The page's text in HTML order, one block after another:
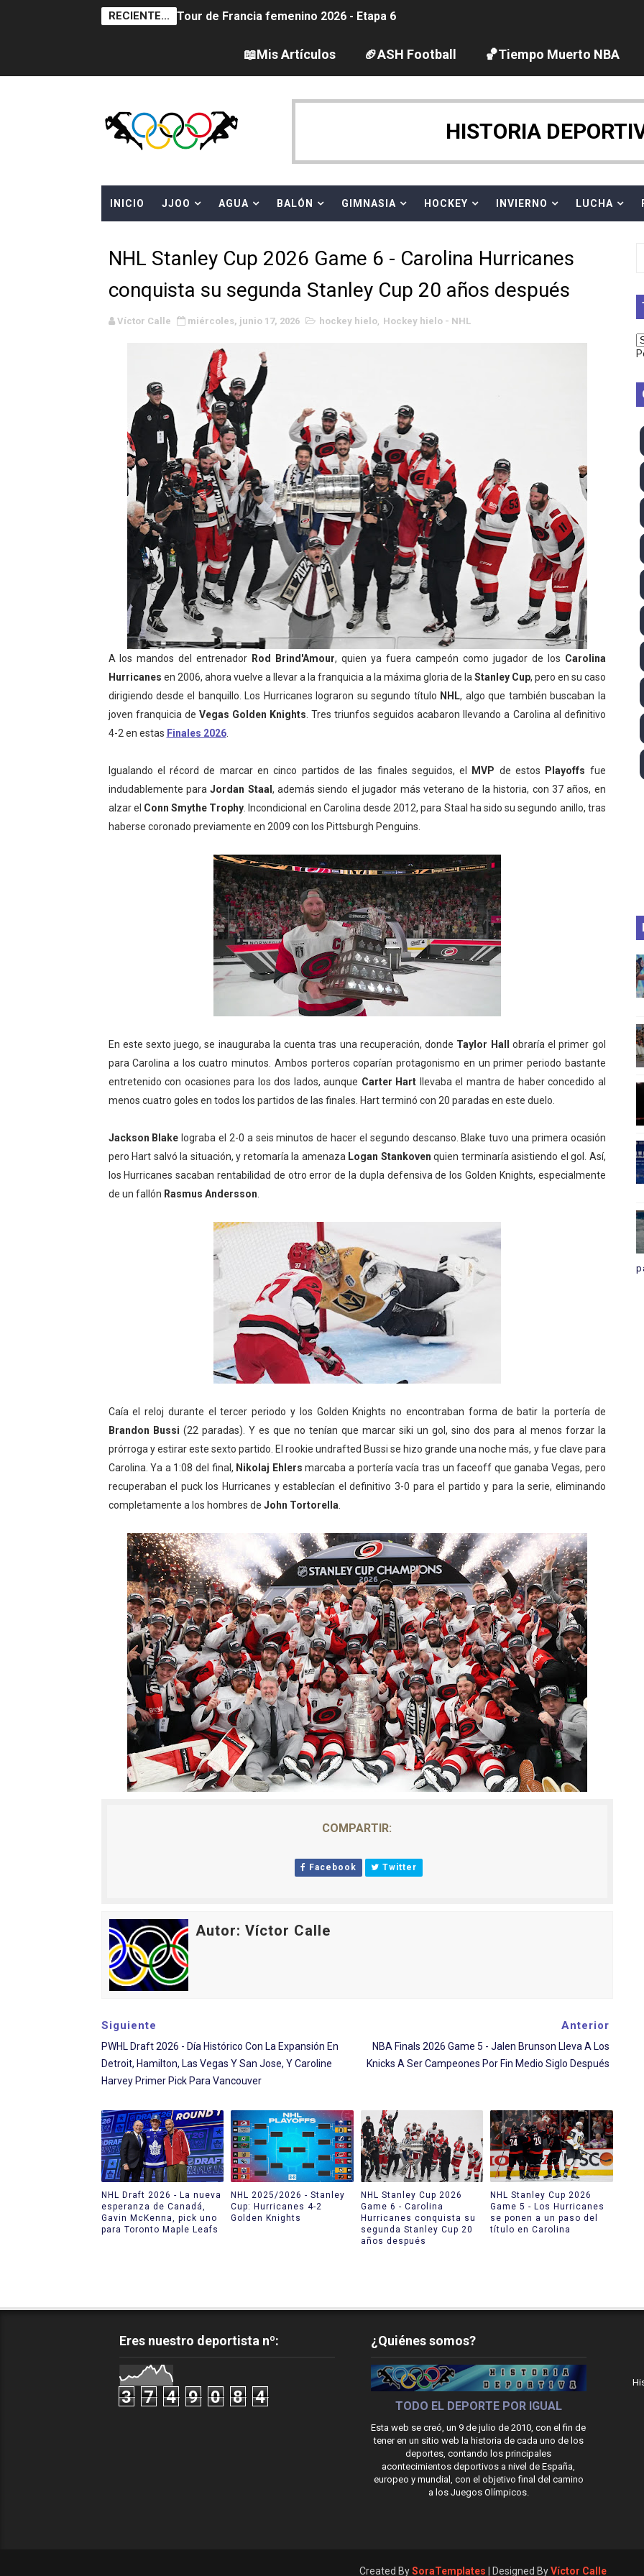
RECIENTE... Tour de Francia femenino 2026 - Etapa 6
Women's Pro Baseball League 2026
Campeonato de Europa en aguas abiertas 2026 (París, Francia) - Dobletes de
Campeonato de Europa de pentatlón moderno 2026 (Estambul, Turquía)
Campeonato de Europa de natación artística 2026 (París, Francia) - España domina
Canadá Open 2026
WWE NXT - Myles Borne y Tavion Heights ponen fin al reinado por parejas de The
Canadian Football League 2026 - Week 10
EFA y AFLE 2026 - Regular season
Grandes éxitos por fin para Chelsea Green, Chad Gable y Baron Corbin en SummerSlam
Campeonato de Europa de MTB 2026 (Monteceneri, Suiza) - Charlie Aldridge y Sina
Campeonato de Europa de remo 2026 (Varese, Italia) - Rumanía, Alemania y Gran
Mundial de lacrosse femenino 2026 (Tokio, Japón) - Estados Unidos invencibles, ya
Máxima celebración en el último Impact! con Jason Hotch como nuevo TNA
Mundial de esgrima 2026 (Hong Kong) - La delegación italiana arrasa con 4 oros y 4
Raquel Rodriguez es la nueva monarca Intercontinental, su primer título individual en
Athletes Unlimited Softball League 2026 - Las Utah Talons son bicampeonas de la AUSL
Mundial de piragüismo slalom 2026 (Oklahoma City, Estados Unidos) - Miquel Travé
Tour de Francia masculino 2026 - Tadej Pogacar entra en el selecto grupo de los
Mundial de Fórmula 1 2026 - Lando Norris consigue en Hungría su primera victoria
Campeonato de Europa de saltos 2026 (París, Francia) - Bronce para Jorge y Ana
📖Mis Artículos 🏈ASH Football 🏀Tiempo Muerto NBA
HISTORIA
INICIO JJOO AGUA BALÓN GIMNASIA HOCKEY INVIERNO LUCHA
NHL Stanley Cup 2026 Game 6 - Carolina Hurricanes
conquista su segunda Stanley Cup 20 años después
Víctor Calle miércoles, junio 17, 2026 hockey hielo, Hockey hielo - NHL
A los mandos del entrenador Rod Brind'Amour, quien ya fuera campeón como jugador de los Carolina
Hurricanes en 2006, ahora vuelve a llevar a la franquicia a la máxima gloria de la Stanley Cup, pero en su caso
dirigiendo desde el banquillo. Los Hurricanes lograron su segundo título NHL, algo que también buscaban la
joven franquicia de Vegas Golden Knights . Tres triunfos seguidos acabaron llevando a Carolina al definitivo
4-2 en estas Finales 2026.
Igualando el récord de marcar en cinco partidos de las finales seguidos, el MVP de estos Playoffs fue
indudablemente paraJordan Staal , además siendo el jugador más veterano de la historia, con 37 años, en
alzar el Conn Smythe Trophy . Incondicional en Carolina desde 2012, para Staal ha sido su segundo anillo, tras
haberse coronado previamente en 2009 con los Pittsburgh Penguins.
En este sexto juego, se inauguraba la cuenta tras una recuperación, donde Taylor Hall obraría el primer gol
para Carolina a los cuatro minutos. Ambos porteros coparían protagonismo en un primer periodo bastante
entretenido con ocasiones para los dos lados, aunque Carter Hart
llevaba el mantra de haber concedido al
menos cuatro goles en todos los partidos de las finales. Hart terminó con 20 paradas en este duelo.
Jackson Blake lograba el 2-0 a seis minutos de hacer el segundo descanso. Blake tuvo una primera ocasión
pero Hart salvó la situación, y retomaría la amenaza Logan Stankovenquien terminaría asistiendo el gol. Así,
los Hurricanes sacaban rentabilidad de otro error de la dupla defensiva de los Golden Knights, especialmente
de un fallón Rasmus Andersson
Caía el reloj durante el tercer periodo y los Golden Knights no encontraban forma de batir la portería de
Brandon Bussi (22 paradas). Y es que no tenían que marcar siki un gol, sino dos para al menos forzar la
prórroga y estirar este sexto partido. El rookie undrafted Bussi se hizo grande una noche más, y fue clave para
Carolina. Ya a 1:08 del final, Nikolaj Ehlersmarcaba a portería vacía tras un faceoff que ganaba Vegas, pero
recuperaban el puck los Hurricanes y establecían el definitivo 3-0 para el partido y para la serie, eliminando
completamente a los hombres de John Tortorella
COMPARTIR:
Facebook Twitter
Autor: Víctor Calle
Siguiente
PWHL Draft 2026 - Día Histórico Con La Expansión En
Detroit, Hamilton, Las Vegas Y San Jose, Y Caroline
Harvey Primer Pick Para Vancouver
Anterior
NBA Finals 2026 Game 5 - Jalen Brunson Lleva A Los
Knicks A Ser Campeones Por Fin Medio Siglo Después
NHL Draft 2026 - La nueva
esperanza de Canadá,
Gavin McKenna, pick uno
para Toronto Maple Leafs
NHL 2025/2026 - Stanley
Cup: Hurricanes 4-2
Golden Knights
NHL Stanley Cup 2026
Game 6 - Carolina
Hurricanes conquista su
segunda Stanley Cup 20
años después
NHL Stanley Cup 2026
Game 5 - Los Hurricanes
se ponen a un paso del
título en Carolina
Eres nuestro deportista nº:
3 7 4 9 0 8 4
¿Quiénes somos?
TODO EL DEPORTE POR IGUAL
Esta web se creó, un 9 de julio de 2010, con el fin de
tener en un sitio web la historia de cada uno de los
deportes, contando los principales
acontecimientos deportivos a nivel de España,
europeo y mundial, con el objetivo final del camino
a los Juegos Olímpicos.
Created BySoraTemplates | Designed ByVíctor Calle